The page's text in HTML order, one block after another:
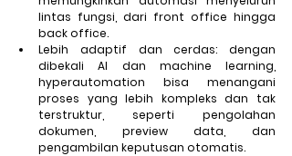
lintas fungsi, dari front office hingga
back office.
Lebih adaptif dan cerdas: dengan
dibekali AI dan machine learning,
hyperautomation bisa menangani
proses yang lebih kompleks dan tak
terstruktur, seperti pengolahan
dokumen, preview data, dan
pengambilan keputusan otomatis.